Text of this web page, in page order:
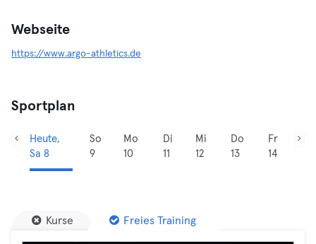
Webseite
https://www.argo-athletics.de
Sportplan
Heute,
Sa 8
So
9
Mo
10
Di
11
Mi
12
Do
13
Fr
14
Kurse Freies Training